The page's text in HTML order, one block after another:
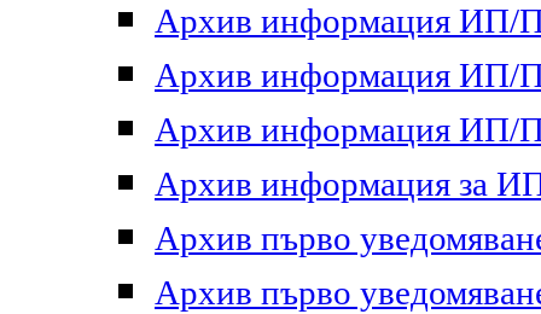
Архив информация ИП/
Архив информация ИП/
Архив информация ИП/
Архив информация за
Архив първо
Архив първо